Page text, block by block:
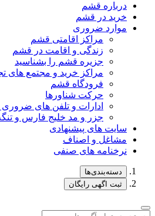
درباره قشم
خرید در قشم
موارد ضروری
مراکز اقامتی قشم
زندگی و اقامت در قشم
جزیره قشم را بشناسید
مراکز خرید و مجتمع های
فرودگاه قشم
حرکت شناورها
ادارات و تلفن های
جزر و مد خلیج فارس و
سایت های پیشنهادی
مشاغل و اصناف
نرخنامه های صنفی
دسته‌بندی‌ها
ثبت اگهی رایگان